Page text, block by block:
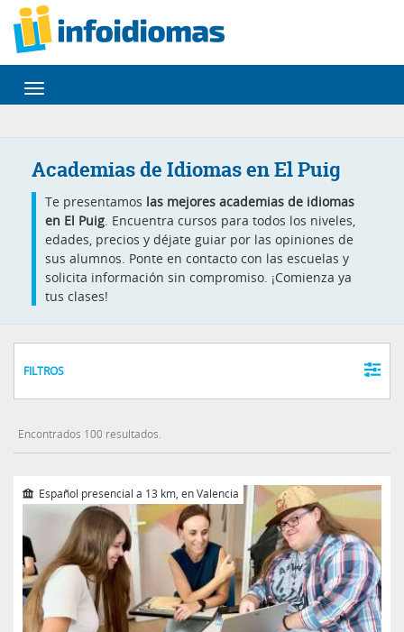
Desplegar
navegación
Academias de Idiomas en El Puig
Te presentamos las mejores academias de idiomas
en El Puig. Encuentra cursos para todos los niveles,
edades, precios y déjate guiar por las opiniones de
sus alumnos. Ponte en contacto con las escuelas y
solicita información sin compromiso. ¡Comienza ya
tus clases!
FILTROS
Encontrados 100 resultados.
Español presencial a 13 km, en Valencia